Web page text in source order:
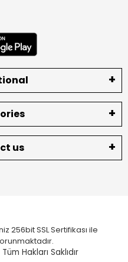
us
256bit SSL Sertifikası ile
Tüm Hakları Saklıdır